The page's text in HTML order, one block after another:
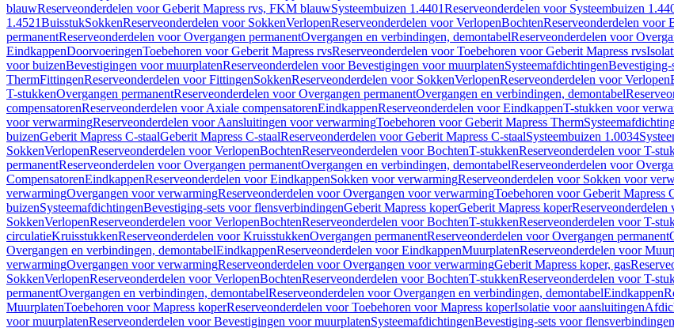
blauwReserveonderdelen voor Geberit Mapress rvs, FKM blauwSysteembuizen 1.4401Reserveonderdelen voor Systeembuizen
1.4521BuisstukSokkenReserveonderdelen voor SokkenVerlopenReserveonderdelen voor VerlopenBochtenReserveonderdelen voor
permanentReserveonderdelen voor Overgangen permanentOvergangen en verbindingen, demontabelReserveonderdelen voor
EindkappenDoorvoeringenToebehoren voor Geberit Mapress rvsReserveonderdelen voor Toebehoren voor Geberit Mapress rvs
voor buizenBevestigingen voor muurplatenReserveonderdelen voor Bevestigingen voor muurplatenSysteemafdichtingenBevestiging-
ThermFittingenReserveonderdelen voor FittingenSokkenReserveonderdelen voor SokkenVerlopenReserveonderdelen voor Verlopen
T-stukkenOvergangen permanentReserveonderdelen voor Overgangen permanentOvergangen en verbindingen, demontabel
compensatorenReserveonderdelen voor Axiale compensatorenEindkappenReserveonderdelen voor EindkappenT-stukken voor
voor verwarmingReserveonderdelen voor Aansluitingen voor verwarmingToebehoren voor Geberit Mapress Therm
buizenGeberit Mapress C-staalGeberit Mapress C-staalReserveonderdelen voor Geberit Mapress C-staalSysteembuizen 1.0034
SokkenVerlopenReserveonderdelen voor VerlopenBochtenReserveonderdelen voor BochtenT-stukkenReserveonderdelen voor T-
permanentReserveonderdelen voor Overgangen permanentOvergangen en verbindingen, demontabelReserveonderdelen voor
CompensatorenEindkappenReserveonderdelen voor EindkappenSokken voor verwarmingReserveonderdelen voor Sokken voor
verwarmingOvergangen voor verwarmingReserveonderdelen voor Overgangen voor verwarmingToebehoren voor Geberit Mapress
buizenSysteemafdichtingenBevestiging-sets voor flensverbindingenGeberit Mapress koperGeberit Mapress koperReserveonderdelen
SokkenVerlopenReserveonderdelen voor VerlopenBochtenReserveonderdelen voor BochtenT-stukkenReserveonderdelen voor T-
circulatieKruisstukkenReserveonderdelen voor KruisstukkenOvergangen permanentReserveonderdelen voor Overgangen permanent
Overgangen en verbindingen, demontabelEindkappenReserveonderdelen voor EindkappenMuurplatenReserveonderdelen voor
verwarmingOvergangen voor verwarmingReserveonderdelen voor Overgangen voor verwarmingGeberit Mapress koper, gas
SokkenVerlopenReserveonderdelen voor VerlopenBochtenReserveonderdelen voor BochtenT-stukkenReserveonderdelen voor T-
permanentOvergangen en verbindingen, demontabelReserveonderdelen voor Overgangen en verbindingen, demontabelEindkappen
MuurplatenToebehoren voor Mapress koperReserveonderdelen voor Toebehoren voor Mapress koperIsolatie voor aansluitingen
voor muurplatenReserveonderdelen voor Bevestigingen voor muurplatenSysteemafdichtingenBevestiging-sets voor flensverbindingen